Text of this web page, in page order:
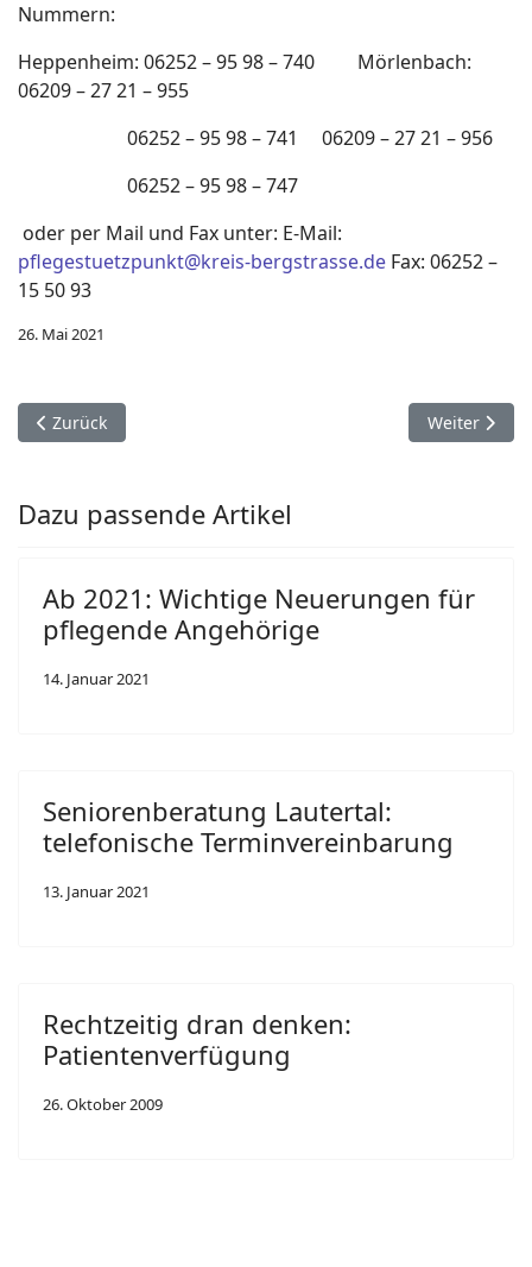
Nummern:
Heppenheim: 06252 – 95 98 – 740 Mörlenbach:
06209 – 27 21 – 955
06252 – 95 98 – 741 06209 – 27 21 – 956
06252 – 95 98 – 747
oder per Mail und Fax unter: E-Mail:
pflegestuetzpunkt@kreis-bergstrasse.de Fax: 06252 –
15 50 93
26. Mai 2021
Vorheriger Beitrag: Fit und mobil im Alter: Sturzrisiko
Zurück Nächster
Weiter
Dazu passende Artikel
Ab 2021: Wichtige Neuerungen für
pflegende Angehörige
14. Januar 2021
Seniorenberatung Lautertal:
telefonische Terminvereinbarung
13. Januar 2021
Rechtzeitig dran denken:
Patientenverfügung
26. Oktober 2009